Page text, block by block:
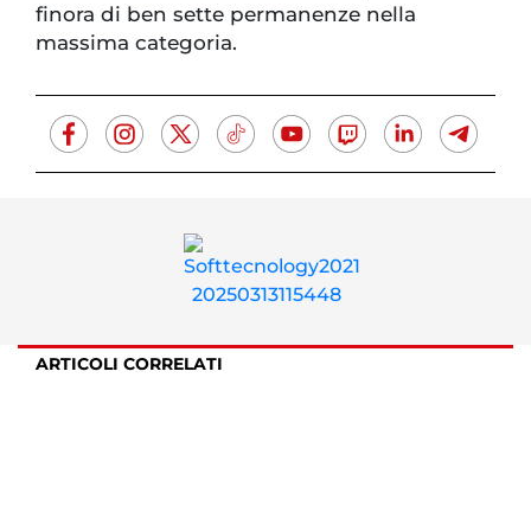
finora di ben sette permanenze nella
massima categoria.
ARTICOLI CORRELATI